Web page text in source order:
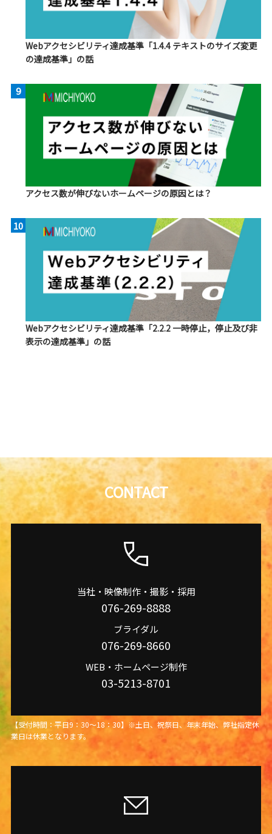
Webアクセシビリティ達成基準「1.4.4 テキストのサイズ変更
の達成基準」の話
9
アクセス数が伸びないホームページの原因とは？
10
Webアクセシビリティ達成基準「2.2.2 一時停止，停止及び非
表示の達成基準」の話
CONTACT
当社・映像制作・撮影・採用
076-269-8888
ブライダル
076-269-8660
WEB・ホームページ制作
03-5213-8701
【受付時間：平日9：30～18：30】※土日、祝祭日、年末年始、弊社指定休
業日は休業となります。